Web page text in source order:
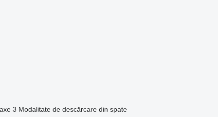
3 Modalitate de descărcare din spate